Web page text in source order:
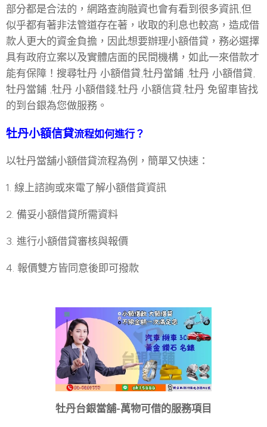
部分都是合法的，網路查詢融資也會有看到很多資訊,但
似乎都有著非法管道存在著，收取的利息也較高，造成借
款人更大的資金負擔，因此想要辦理小額借貸，務必選擇
具有政府立案以及實體店面的民間機構，如此一來借款才
能有保障！搜尋牡丹 小額借貸,牡丹當鋪 ,牡丹 小額借貸,
牡丹當鋪 ,牡丹 小額借錢,牡丹 小額信貸,牡丹 免留車皆找
的到台銀為您做服務。
牡丹小額信貸流程如何進行？
以牡丹當舖小額借貸流程為例，簡單又快速：
1. 線上諮詢或來電了解小額借貸資訊
2. 備妥小額借貸所需資料
3. 進行小額借貸審核與報價
4. 報價雙方皆同意後即可撥款
牡丹台銀當舖-萬物可借的服務項目